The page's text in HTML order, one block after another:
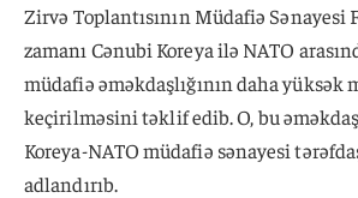
Zirvə Toplantısının Müdafiə Sənayesi
zamanı Cənubi Koreya ilə NATO
müdafiə əməkdaşlığının daha yüksək
keçirilməsini təklif edib. O, bu
Koreya-NATO müdafiə sənayesi
adlandırıb.